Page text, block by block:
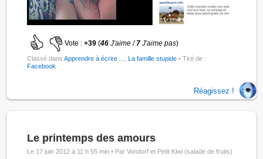
Vote :+39 (46J'aime /7 J'aime pas)
Classé dansApprendre à écrire ... ,La famille stupide • Tiré de :
Facebook
Réagissez !
Le printemps des amours
Le 17 juin 2012 à 11 h 55 min • Par Vondorf et Petit Kiwi (salade de fruits)